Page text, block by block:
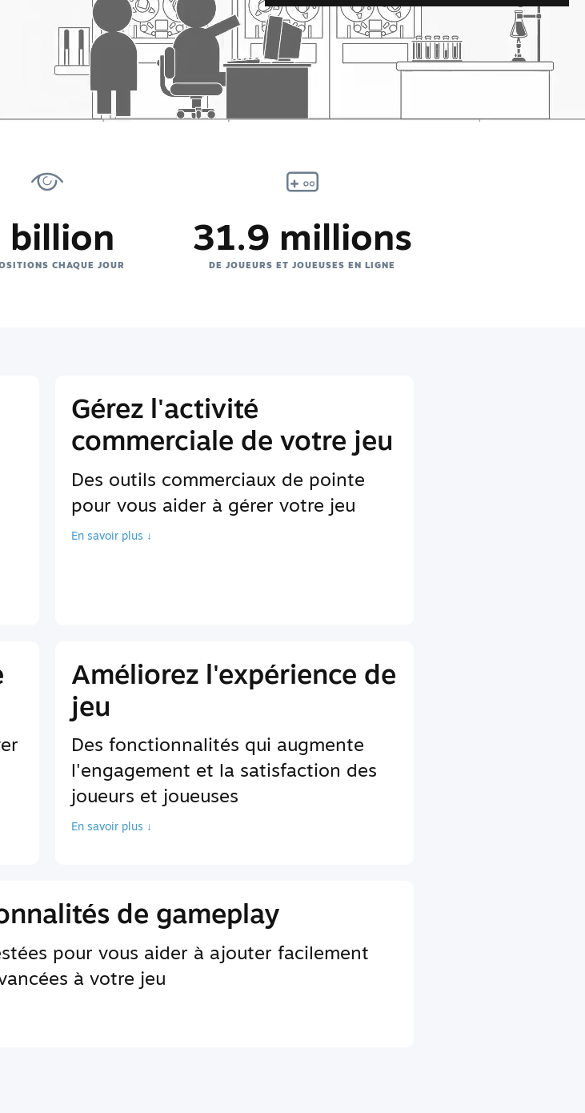
billion
CHAQUE JOUR
31.9 millions
DE JOUEURS ET JOUEUSES EN LIGNE
Gérez l'activité
commerciale de votre jeu
Des outils commerciaux de pointe
pour vous aider à gérer votre jeu
En savoir plus ↓
Améliorez l'expérience de
jeu
Des fonctionnalités qui augmente
l'engagement et la satisfaction des
joueurs et joueuses
En savoir plus ↓
de gameplay
pour vous aider à ajouter facilement
à votre jeu